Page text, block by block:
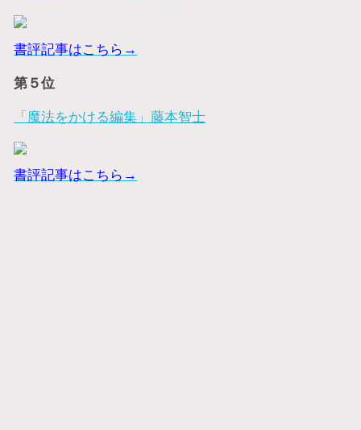
書評記事はこちら→
第５位
「魔法をかける編集」藤本智士
書評記事はこちら→